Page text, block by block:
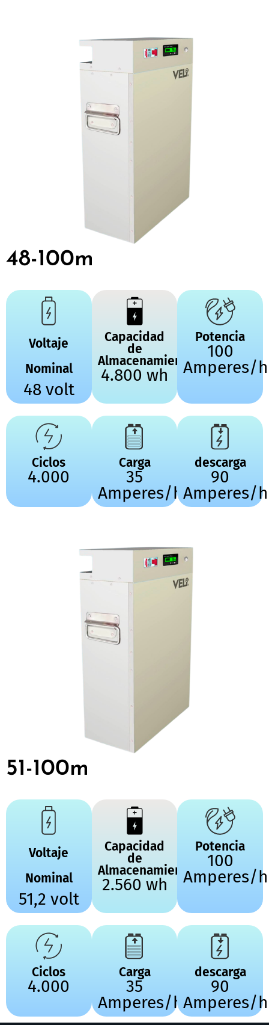
48-100m
Voltaje
Nominal
48 volt
Capacidad
de
Almacenamiento
4.800 wh
Potencia
100
Amperes/
Ciclos
4.000
Carga
35
Amperes/hr
descarga
90
Amperes/
51-100m
Voltaje
Nominal
51,2 volt
Capacidad
de
Almacenamiento
2.560 wh
Potencia
100
Amperes/
Ciclos
4.000
Carga
35
Amperes/hr
descarga
90
Amperes/